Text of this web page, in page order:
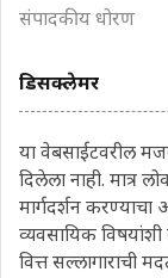
संपादकीय धोरण
डिसक्लेमर
या वेबसाईटवरील
दिलेला नाही. मात्र
मार्गदर्शन
व्यवसायिक
वित्त सल्लागाराची